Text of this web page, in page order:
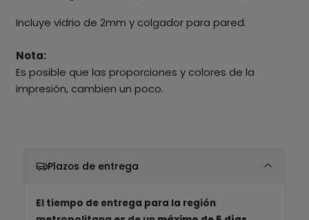
Incluye vidrio de 2mm y colgador para pared.
Nota:
Es posible que las proporciones y colores de la
impresión, cambien un poco.
Plazos de entrega
El tiempo de entrega para la región